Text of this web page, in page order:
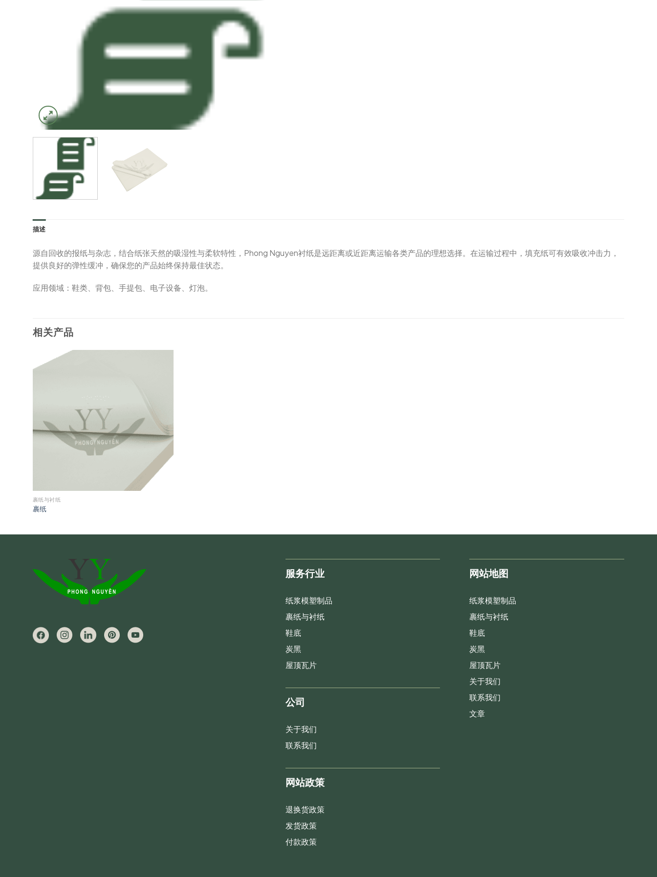
描述
源自回收的报纸与杂志，结合纸张天然的吸湿性与柔软特性，Phong Nguyen衬纸是远距离或近距离运输各类产品的理想选择。在运输过程中，填充纸可有效吸收冲击力，
提供良好的弹性缓冲，确保您的产品始终保持最佳状态。
应用领域：鞋类、背包、手提包、电子设备、灯泡。
相关产品
裹纸与衬纸
裹纸
服务行业
纸浆模塑制品
裹纸与衬纸
鞋底
炭黑
屋顶瓦片
公司
关于我们
联系我们
网站政策
退换货政策
发货政策
付款政策
网站地图
纸浆模塑制品
裹纸与衬纸
鞋底
炭黑
屋顶瓦片
关于我们
联系我们
文章